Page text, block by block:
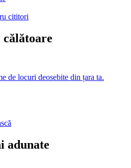
cititori
de locuri deosebite din țara ta.
adunate